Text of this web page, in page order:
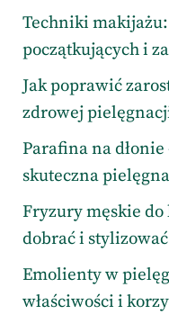
Techniki
początkujących i
Jak poprawić
zdrowej
Parafina na
skuteczna
Fryzury męskie
dobrać i
Emolienty w
właściwości i